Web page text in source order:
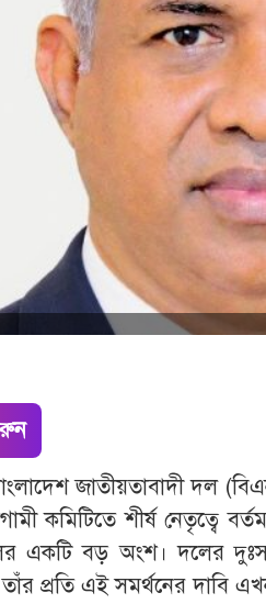
জাতীয়তাবাদী দল
কমিটিতে শীর্ষ নেতৃত্বে
একটি বড় অংশ। দলের
প্রতি এই সমর্থনের দাবি